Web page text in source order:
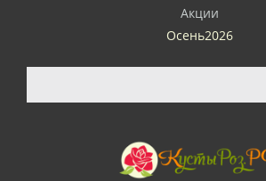
Акции
Осень2026